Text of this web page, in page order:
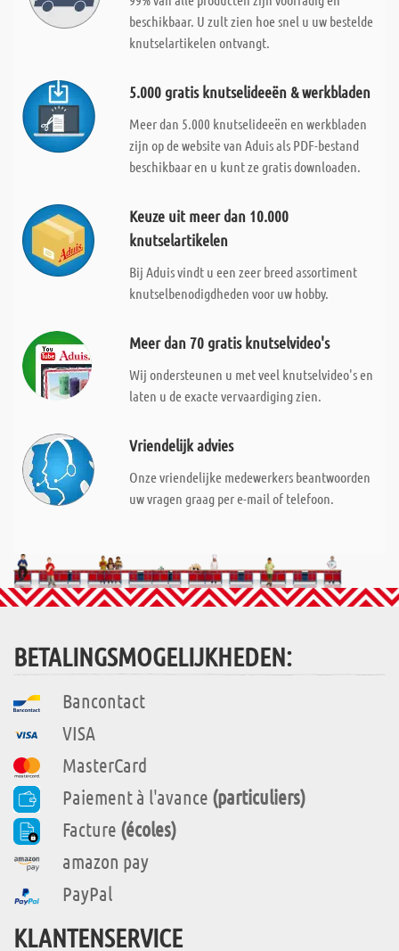
beschikbaar. U zult zien hoe snel u uw bestelde
knutselartikelen ontvangt.
5.000 gratis knutselideeën & werkbladen
Meer dan 5.000 knutselideeën en werkbladen
zijn op de website van Aduis als PDF-bestand
beschikbaar en u kunt ze gratis downloaden.
Keuze uit meer dan 10.000
knutselartikelen
Bij Aduis vindt u een zeer breed assortiment
knutselbenodigdheden voor uw hobby.
Meer dan 70 gratis knutselvideo's
Wij ondersteunen u met veel knutselvideo's en
laten u de exacte vervaardiging zien.
Vriendelijk advies
Onze vriendelijke medewerkers beantwoorden
uw vragen graag per e-mail of telefoon.
BETALINGSMOGELIJKHEDEN:
Bancontact
VISA
MasterCard
Paiement à l'avance (particuliers)
Facture (écoles)
amazon pay
PayPal
KLANTENSERVICE